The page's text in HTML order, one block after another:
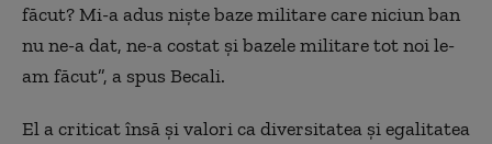
făcut? Mi-a adus niște baze militare care niciun ban
nu ne-a dat, ne-a costat și bazele militare tot noi le-
am făcut”, a spus Becali.
El a criticat însă și valori ca diversitatea și egalitatea